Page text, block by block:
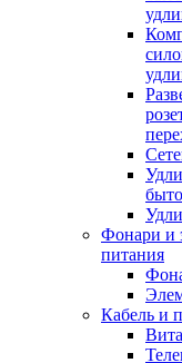
Фонари и
питания
Кабель и